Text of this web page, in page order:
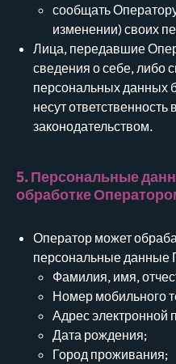
сообщать
изменении) своих
Лица, передавшие
сведения о себе, либо
персональных данных
несут ответственность
законодательством.
5. Персональные
обработке
Оператор может
персональные данные
Фамилия, имя,
Номер мобильного
Адрес электронной
Дата рождения;
Город проживания;